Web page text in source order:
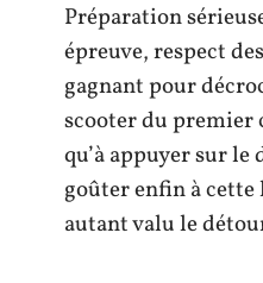
Préparation
épreuve, respect
gagnant pour
scooter du premier
qu’à appuyer sur le
goûter enfin à cette
autant valu le